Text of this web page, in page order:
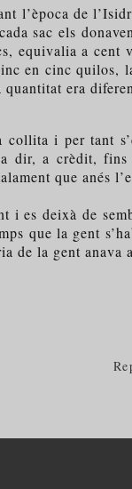
l’època de
sac els
equivalia a cent
en cinc quilos,
era
i per tant
dir, a crèdit,
que anés
i es deixà de
que la gent
de la gent